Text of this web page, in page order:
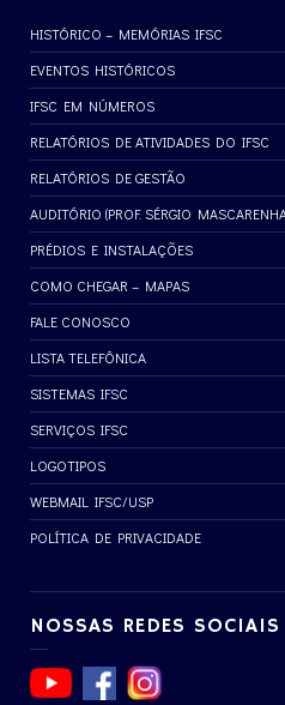
HISTÓRICO – MEMÓRIAS IFSC
EVENTOS HISTÓRICOS
IFSC EM NÚMEROS
RELATÓRIOS DE ATIVIDADES DO IFSC
RELATÓRIOS DE GESTÃO
AUDITÓRIO (PROF. SÉRGIO
PRÉDIOS E INSTALAÇÕES
COMO CHEGAR – MAPAS
FALE CONOSCO
LISTA TELEFÔNICA
SISTEMAS IFSC
SERVIÇOS IFSC
LOGOTIPOS
WEBMAIL IFSC/USP
POLÍTICA DE PRIVACIDADE
NOSSAS REDES SOCIAIS